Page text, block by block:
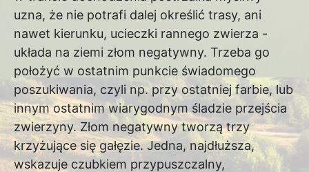
uzna, że nie potrafi dalej określić trasy, ani
nawet kierunku, ucieczki rannego zwierza -
układa na ziemi złom negatywny. Trzeba go
położyć w ostatnim punkcie świadomego
poszukiwania, czyli np. przy ostatniej farbie, lub
innym ostatnim wiarygodnym śladzie przejścia
zwierzyny. Złom negatywny tworzą trzy
krzyżujące się gałęzie. Jedna, najdłuższa,
wskazuje czubkiem przypuszczalny,